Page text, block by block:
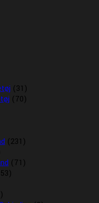
(31)
(70)
(231)
(71)